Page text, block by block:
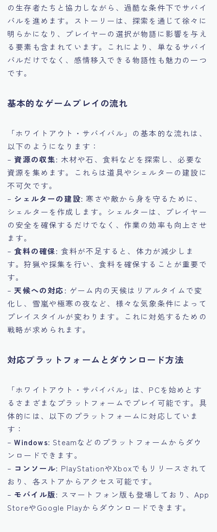
の生存者たちと協力しながら、過酷な条件下でサバイ
バルを進めます。ストーリーは、探索を通じて徐々に
明らかになり、プレイヤーの選択が物語に影響を与え
る要素も含まれています。これにより、単なるサバイ
バルだけでなく、感情移入できる物語性も魅力の一つ
です。
基本的なゲームプレイの流れ
「ホワイトアウト・サバイバル」の基本的な流れは、
以下のようになります：
–資源の収集: 木材や石、食料などを探索し、必要な
資源を集めます。これらは道具やシェルターの建設に
不可欠です。
– シェルターの建設: 寒さや敵から身を守るために、
シェルターを作成します。シェルターは、プレイヤー
の安全を確保するだけでなく、作業の効率も向上させ
ます。
–食料の確保: 食料が不足すると、体力が減少しま
す。狩猟や採集を行い、食料を確保することが重要で
す。
– 天候への対応: ゲーム内の天候はリアルタイムで変
化し、雪嵐や極寒の夜など、様々な気象条件によって
プレイスタイルが変わります。これに対処するための
戦略が求められます。
対応プラットフォームとダウンロード方法
「ホワイトアウト・サバイバル」は、PCを始めとす
るさまざまなプラットフォームでプレイ可能です。具
体的には、以下のプラットフォームに対応していま
す：
–Windows: Steamなどのプラットフォームからダウ
ンロードできます。
– コンソール: PlayStationやXboxでもリリースされて
おり、各ストアからアクセス可能です。
– モバイル版: スマートフォン版も登場しており、App
StoreやGoogle Playからダウンロードできます。